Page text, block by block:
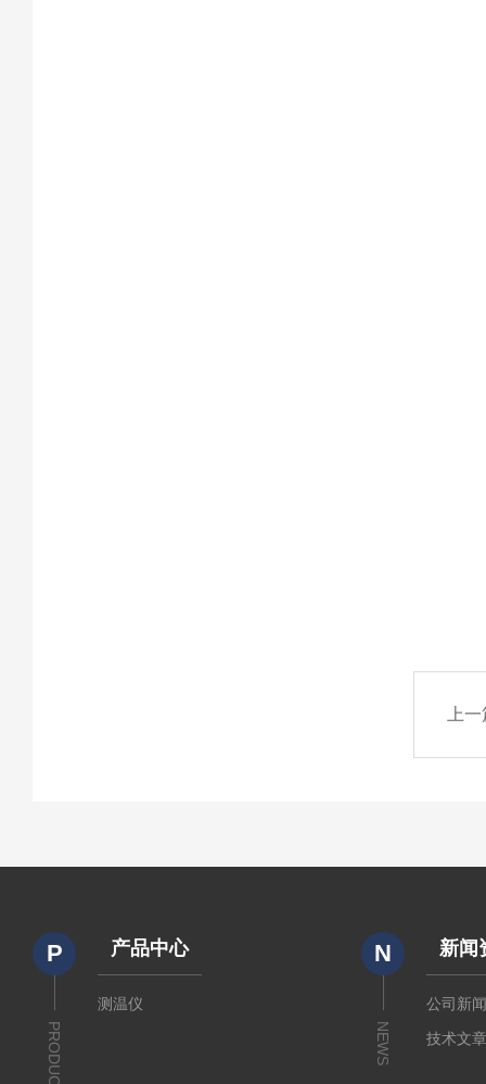
上
P
PRODUCTS
产品中心
测温仪
N
NEWS
新闻
公司新
技术文